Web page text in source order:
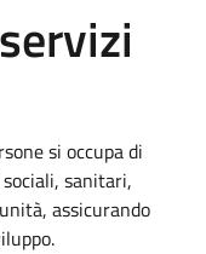
si occupa di
sanitari,
assicurando